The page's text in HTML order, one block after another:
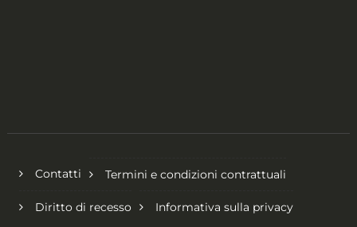
Contatti Termini e condizioni contrattuali
Diritto di recesso Informativa sulla privacy